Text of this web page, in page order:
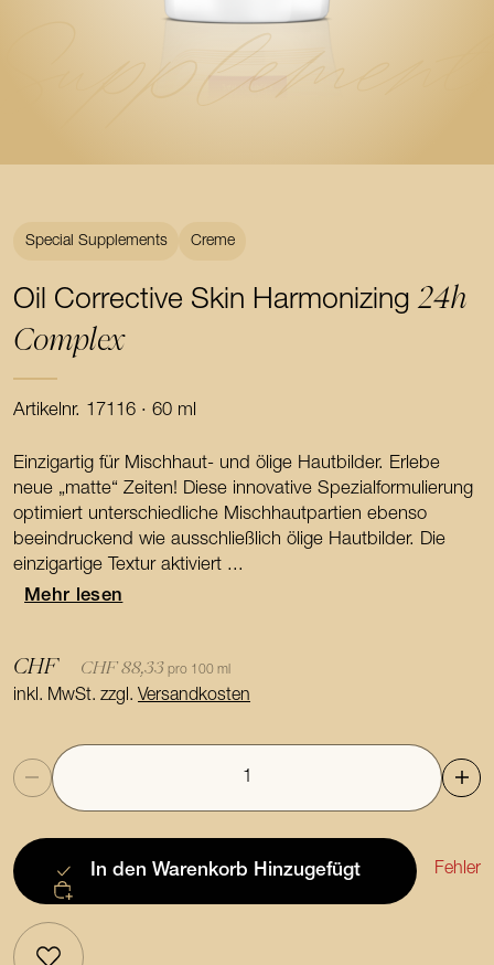
Special Supplements Creme
Oil Corrective Skin Harmonizing24h
Complex
Artikelnr. 17116 · 60 ml
Einzigartig für Mischhaut- und ölige Hautbilder. Erlebe
neue „matte“ Zeiten! Diese innovative Spezialformulierung
optimiert unterschiedliche Mischhautpartien ebenso
beeindruckend wie ausschließlich ölige Hautbilder. Die
einzigartige Textur aktiviert ...
Mehr lesen
CHF CHF 88,33 pro 100 ml
inkl. MwSt. zzgl.Versandkosten
Anzahl
In den Warenkorb Hinzugefügt Fehler